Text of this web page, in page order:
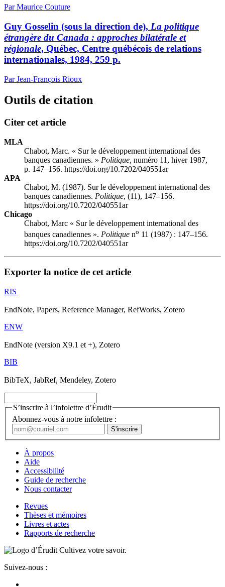
Par Maurice Couture
Guy Gosselin (sous la direction de), La politique
étrangère du Canada : approches bilatérale et
régionale, Québec, Centre québécois de relations
internationales, 1984, 259 p.
Par Jean-François Rioux
Outils de citation
Citer cet article
MLA
Chabot, Marc. « Sur le développement international des
banques canadiennes. » Politique, numéro 11, hiver 1987,
p. 147–156. https://doi.org/10.7202/040551ar
APA
Chabot, M. (1987). Sur le développement international des
banques canadiennes. Politique, (11), 147–156.
https://doi.org/10.7202/040551ar
Chicago
Chabot, Marc « Sur le développement international des
banques canadiennes ». Politique no 11 (1987) : 147–156.
https://doi.org/10.7202/040551ar
Exporter la notice de cet article
RIS
EndNote, Papers, Reference Manager, RefWorks, Zotero
ENW
EndNote (version X9.1 et +), Zotero
BIB
BibTeX, JabRef, Mendeley, Zotero
S’inscrire à l’infolettre d’Érudit
Abonnez-vous à notre infolettre :
À propos
Aide
Accessibilité
Guide de recherche
Nous contacter
Revues
Thèses et mémoires
Livres et actes
Rapports de recherche
Cultivez votre savoir.
Suivez-nous :